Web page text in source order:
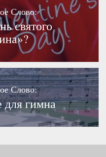
Слово:
святого
Слово:
для гимна